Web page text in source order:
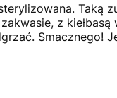
Taką
z
Smacznego!